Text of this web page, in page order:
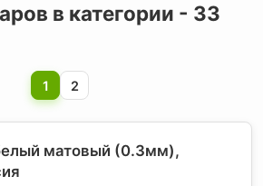
в категории - 33
1 2
матовый (0.3мм),